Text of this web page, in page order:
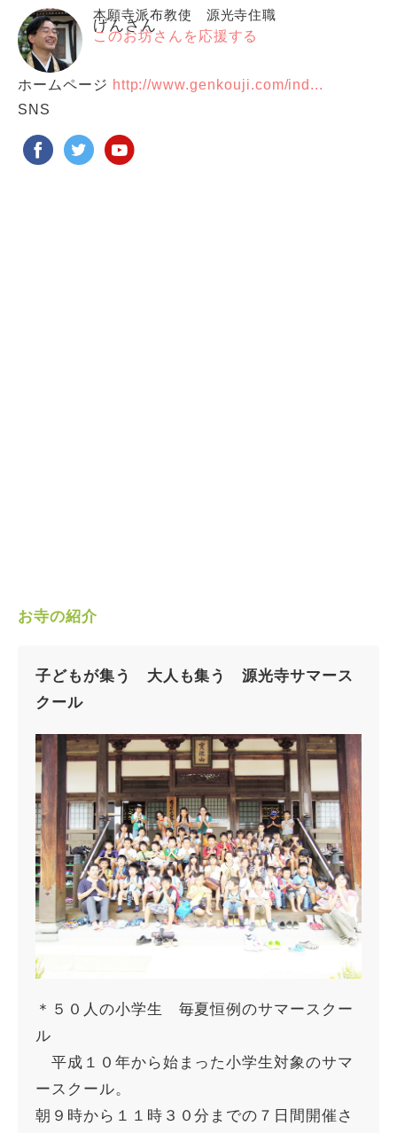
本願寺派布教使 源光寺住職
げんさん
このお坊さんを応援する
ホームページ http://www.genkouji.com/ind...
SNS
お寺の紹介
子どもが集う 大人も集う 源光寺サマース
クール
＊５０人の小学生 毎夏恒例のサマースクー
ル
平成１０年から始まった小学生対象のサマ
ースクール。
朝９時から１１時３０分までの７日間開催さ